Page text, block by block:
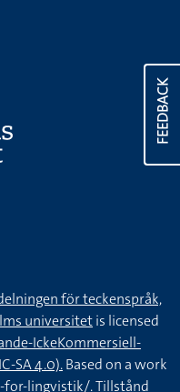
FEEDBACK
för teckenspråk,
universitetis licensed
IckeKommersiell-
SA 4.0).Based on a work
for-lingvistik/. Tillstånd